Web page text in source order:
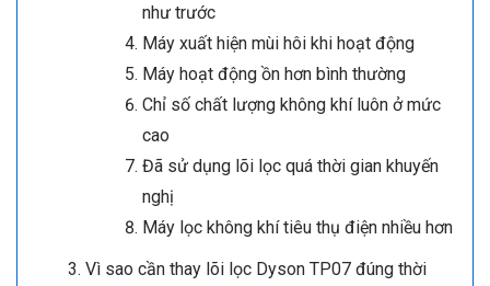
như trước
Máy xuất hiện mùi hôi khi hoạt động
Máy hoạt động ồn hơn bình thường
Chỉ số chất lượng không khí luôn ở mức
cao
Đã sử dụng lõi lọc quá thời gian khuyến
nghị
Máy lọc không khí tiêu thụ điện nhiều hơn
Vì sao cần thay lõi lọc Dyson TP07 đúng thời